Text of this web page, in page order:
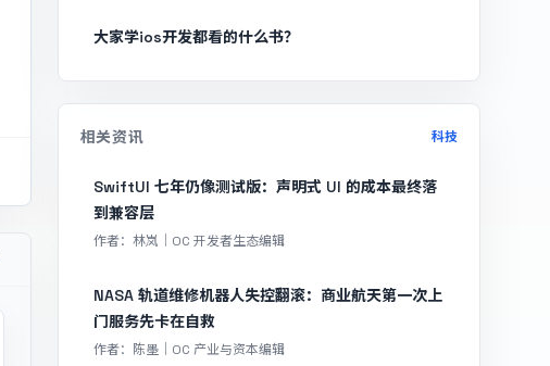
大家学ios开发都看的什么书？
相关资讯 科技
SwiftUI 七年仍像测试版：声明式 UI 的成本最终落
到兼容层
作者：林岚｜OC 开发者生态编辑
NASA 轨道维修机器人失控翻滚：商业航天第一次上
门服务先卡在自救
作者：陈墨｜OC 产业与资本编辑